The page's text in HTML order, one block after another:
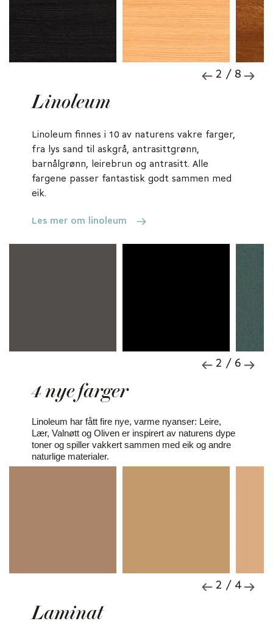
2 / 8
Linoleum
Linoleum finnes i 10 av naturens vakre farger,
fra lys sand til askgrå, antrasittgrønn,
barnålgrønn, leirebrun og antrasitt. Alle
fargene passer fantastisk godt sammen med
eik.
Les mer om linoleum
2 / 6
4 nye farger
Linoleum har fått fire nye, varme nyanser: Leire,
Lær, Valnøtt og Oliven er inspirert av naturens dype
toner og spiller vakkert sammen med eik og andre
naturlige materialer.
2 / 4
Laminat